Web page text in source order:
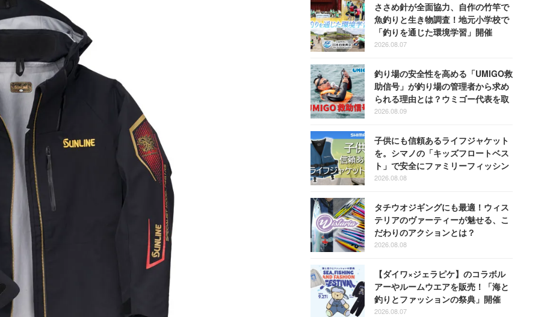
ささめ針が全面協力、自作の竹竿で
魚釣りと生き物調査！地元小学校で
「釣りを通じた環境学習」開催
2026.08.07
釣り場の安全性を高める「UMIGO救
助信号」が釣り場の管理者から求め
られる理由とは？ウミゴー代表を取
材
2026.08.09
子供にも信頼あるライフジャケット
を。シマノの「キッズフロートベス
ト」で安全にファミリーフィッシン
グを楽しもう！
2026.08.08
タチウオジギングにも最適！ウィス
テリアのヴァーティーが魅せる、こ
だわりのアクションとは？
2026.08.08
【ダイワ×ジェラピケ】のコラボル
アーやルームウエアを販売！「海と
釣りとファッションの祭典」開催
2026.08.07